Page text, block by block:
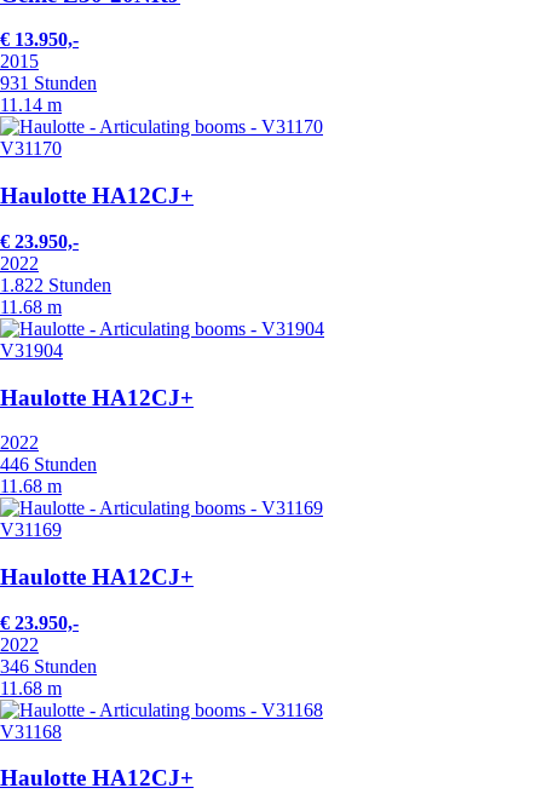
€ 13.950,-
2015
931 Stunden
11.14 m
V31170
Haulotte HA12CJ+
€ 23.950,-
2022
1.822 Stunden
11.68 m
V31904
Haulotte HA12CJ+
2022
446 Stunden
11.68 m
V31169
Haulotte HA12CJ+
€ 23.950,-
2022
346 Stunden
11.68 m
V31168
Haulotte HA12CJ+